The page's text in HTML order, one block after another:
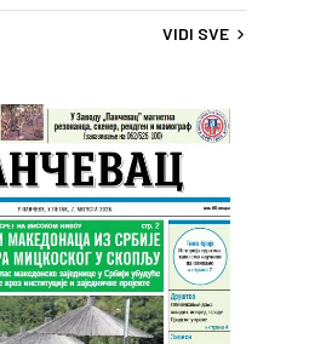
VIDI SVE